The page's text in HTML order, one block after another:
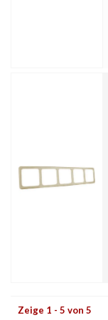
Zeige 1 - 5 von 5